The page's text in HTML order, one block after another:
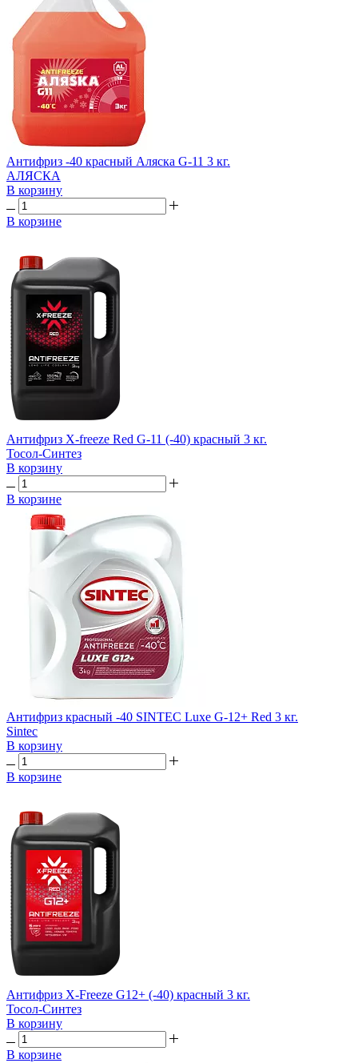
Антифриз -40 красный Аляска G-11 3 кг.
АЛЯСКА
В корзину
В корзине
Антифриз X-freeze Red G-11 (-40) красный 3 кг.
Тосол-Синтез
В корзину
В корзине
Антифриз красный -40 SINTEC Luxe G-12+ Red 3 кг.
Sintec
В корзину
В корзине
Антифриз X-Freeze G12+ (-40) красный 3 кг.
Тосол-Синтез
В корзину
В корзине